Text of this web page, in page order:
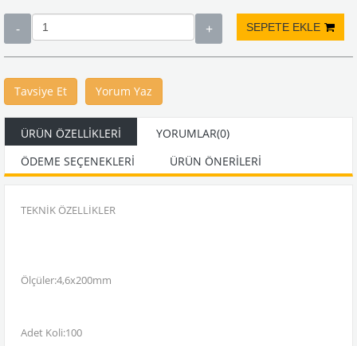
Tavsiye Et Yorum Yaz
ÜRÜN ÖZELLIKLERI YORUMLAR(0)
ÖDEME SEÇENEKLERI
ÜRÜN ÖNERILERI
TEKNİK ÖZELLİKLER
Ölçüler:4,6x200mm
Adet Koli:100